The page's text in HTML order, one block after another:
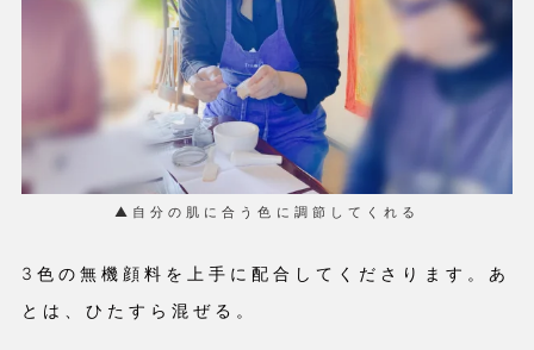
▲自分の肌に合う色に調節してくれる
3色の無機顔料を上手に配合してくださります。あ
とは、ひたすら混ぜる。